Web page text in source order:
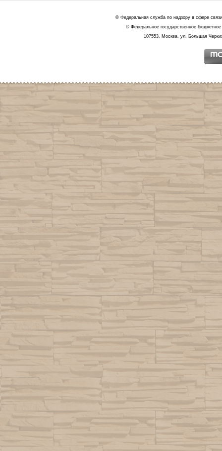
© Федеральная служба по надзору в сфере
© Федеральное государственное
107553, Москва, ул. Большая